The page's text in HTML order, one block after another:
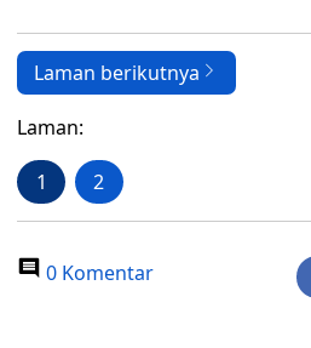
Laman berikutnya
Laman:
1 2
0 Komentar